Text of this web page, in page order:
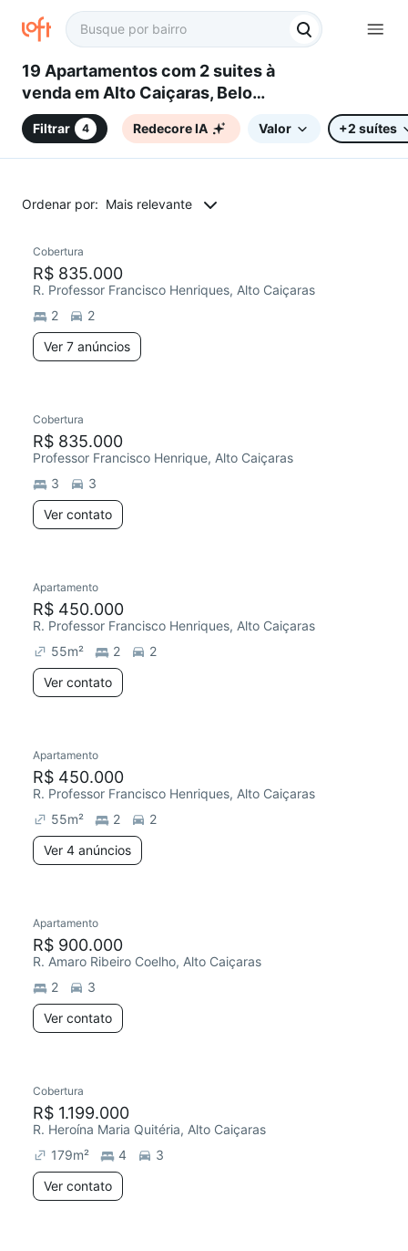
19 Apartamentos com 2 suites à
venda em Alto Caiçaras, Belo
Horizonte, MG
Filtrar 4 Redecore IA Valor +2 suítes
Ordenar por: Mais relevante
Cobertura
R$ 835.000
R. Professor Francisco Henriques, Alto Caiçaras
2
2
Ver 7 anúncios
Cobertura
R$ 835.000
Professor Francisco Henrique, Alto Caiçaras
3
3
Ver contato
Redecorar
Apartamento
R$ 450.000
R. Professor Francisco Henriques, Alto Caiçaras
55m² 2
2
Ver contato
Redecorar
Apartamento
R$ 450.000
R. Professor Francisco Henriques, Alto Caiçaras
55m² 2
2
Ver 4 anúncios
Apartamento
R$ 900.000
R. Amaro Ribeiro Coelho, Alto Caiçaras
2
3
Ver contato
Cobertura
R$ 1.199.000
R. Heroína Maria Quitéria, Alto Caiçaras
179m² 4
3
Ver contato